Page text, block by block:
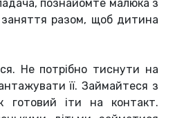
познайомте малюка з
заняття разом, щоб дитина
Не потрібно тиснути на
її. Займайтеся з
готовий іти на контакт.